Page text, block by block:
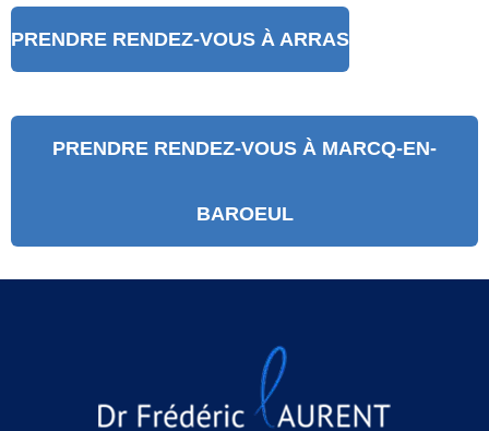
PRENDRE RENDEZ-VOUS À ARRAS
PRENDRE RENDEZ-VOUS À MARCQ-EN-
BAROEUL